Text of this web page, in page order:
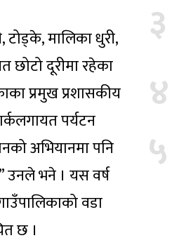
टोड्के, मालिका धुरी,
छोटो दूरीमा रहेका
प्रमुख प्रशासकीय
पर्यटन
अभियानमा पनि
उनले भने । यस वर्ष
वडा
छ ।
३
४
५